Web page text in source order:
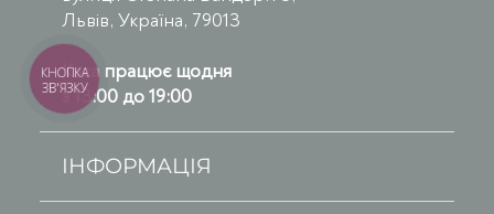
Львів, Україна, 79013
Каса працює щодня
з 13:00 до 19:00
ІНФОРМАЦІЯ
КНОПКА
ЗВ'ЯЗКУ